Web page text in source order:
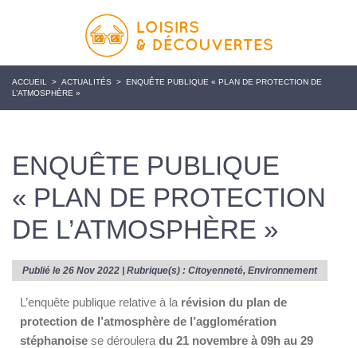
ACCUEIL > ACTUALITÉS > ENQUÊTE PUBLIQUE « PLAN DE PROTECTION DE
L’ATMOSPHÈRE »
ENQUÊTE PUBLIQUE
« PLAN DE PROTECTION
DE L’ATMOSPHÈRE »
Publié le 26 Nov 2022 | Rubrique(s) : Citoyenneté, Environnement
L’enquête publique relative à la révision du plan de
protection de l’atmosphère de l’agglomération
stéphanoise se déroulera du 21 novembre à 09h au 29